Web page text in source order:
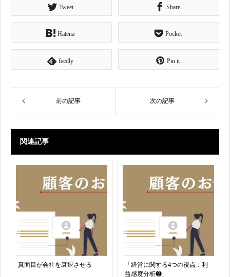
Tweet Share
Hatena Pocket
feedly Pin it
前の記事 次の記事
関連記事
真面目が会社を衰退させる
「経営に関する4つの視点：利
益感度分析❷」